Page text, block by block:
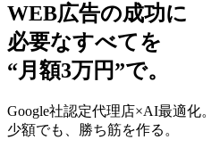
WEB広告の成功に
必要なすべてを
“月額3万円”で。
Google社認定代理店×AI最適化。
少額でも、勝ち筋を作る。